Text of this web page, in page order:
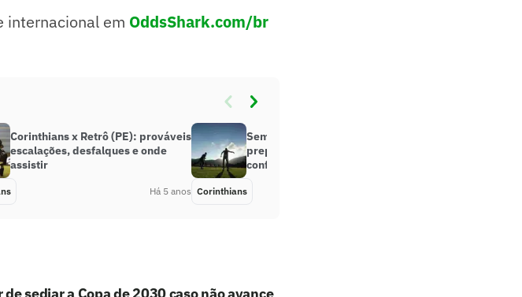
internacional em OddsShark.com/br
Corinthians x Retrô (PE): prováveis
escalações, desfalques e onde
assistir
Há 5 anos
Sem Fagner, Corinthians encerra
preparação para encarar o Retrô;
confira provável escalação
Corinthians
sediar a Copa de 2030 caso não avance